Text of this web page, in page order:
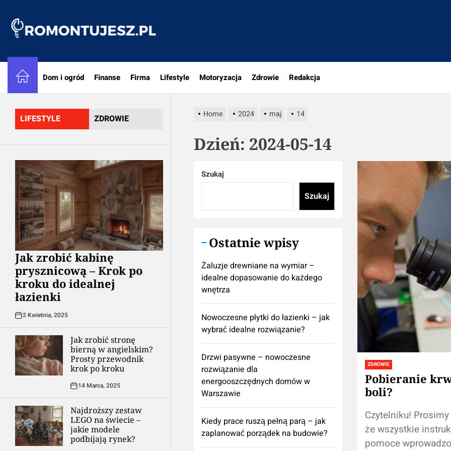
content
Dom i ogród Finanse Firma Lifestyle Motoryzacja Zdrowie Redakcja
LIFESTYLE ZDROWIE
Jak zrobić kabinę
prysznicową – Krok po
kroku do idealnej
łazienki
2 Kwietnia, 2025
Jak zrobić stronę
bierną w angielskim?
Prosty przewodnik
krok po kroku
14 Marca, 2025
Najdroższy zestaw
LEGO na świecie –
jakie modele
podbijają rynek?
Home 2024 maj 14
Dzień: 2024-05-14
ZDROWIE
Pobieranie
boli?
Czytelniku!
że wszystkie
pomoce
Szukaj
Szukaj
Ostatnie wpisy
Żaluzje drewniane na wymiar –
idealne dopasowanie do każdego
wnętrza
Nowoczesne płytki do łazienki – jak
wybrać idealne rozwiązanie?
Drzwi pasywne – nowoczesne
rozwiązanie dla
energooszczędnych domów w
Warszawie
Kiedy prace ruszą pełną parą – jak
zaplanować porządek na budowie?